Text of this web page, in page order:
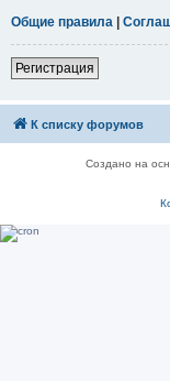
Общие правила |
Регистрация
К списку форумов
Создано на